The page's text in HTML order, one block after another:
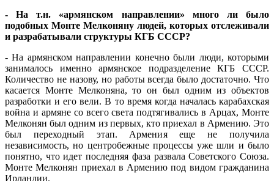
- На т.н. «армянском направлении» много ли было
подобных Монте Мелконяну людей, которых отслеживали
и разрабатывали структуры КГБ СССР?
- На армянском направлении конечно были люди, которыми
занималось именно армянское подразделение КГБ СССР.
Количество не назову, но работы всегда было достаточно. Что
касается Монте Мелконяна, то он был одним из объектов
разработки и его вели. В то время когда началась карабахская
война и армяне со всего света подтягивались в Арцах, Монте
Мелконян был одним из первых, кто приехал в Армению. Это
был переходный этап. Армения еще не получила
независимость, но центробежные процессы уже шли и было
понятно, что идет последняя фаза развала Советского Союза.
Монте Мелконян приехал в Армению под видом гражданина
Ирландии.